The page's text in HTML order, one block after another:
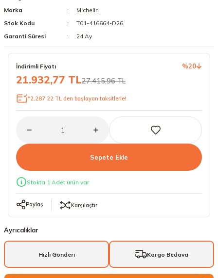
21 Lastikler
24 Lastikler
Marka
Michelin
Stok Kodu
T01-416664-D26
Garanti Süresi
24 Ay
İndirimli Fiyatı %20
21.932,77 TL27.415,96 TL
*2.287,22 TL den başlayan taksitlerle!
Sepete Ekle
Stokta 1 Adet ürün var
Paylaş Karşılaştır
Ayrıcalıklar
Hızlı Gönderi Kargo Bedava